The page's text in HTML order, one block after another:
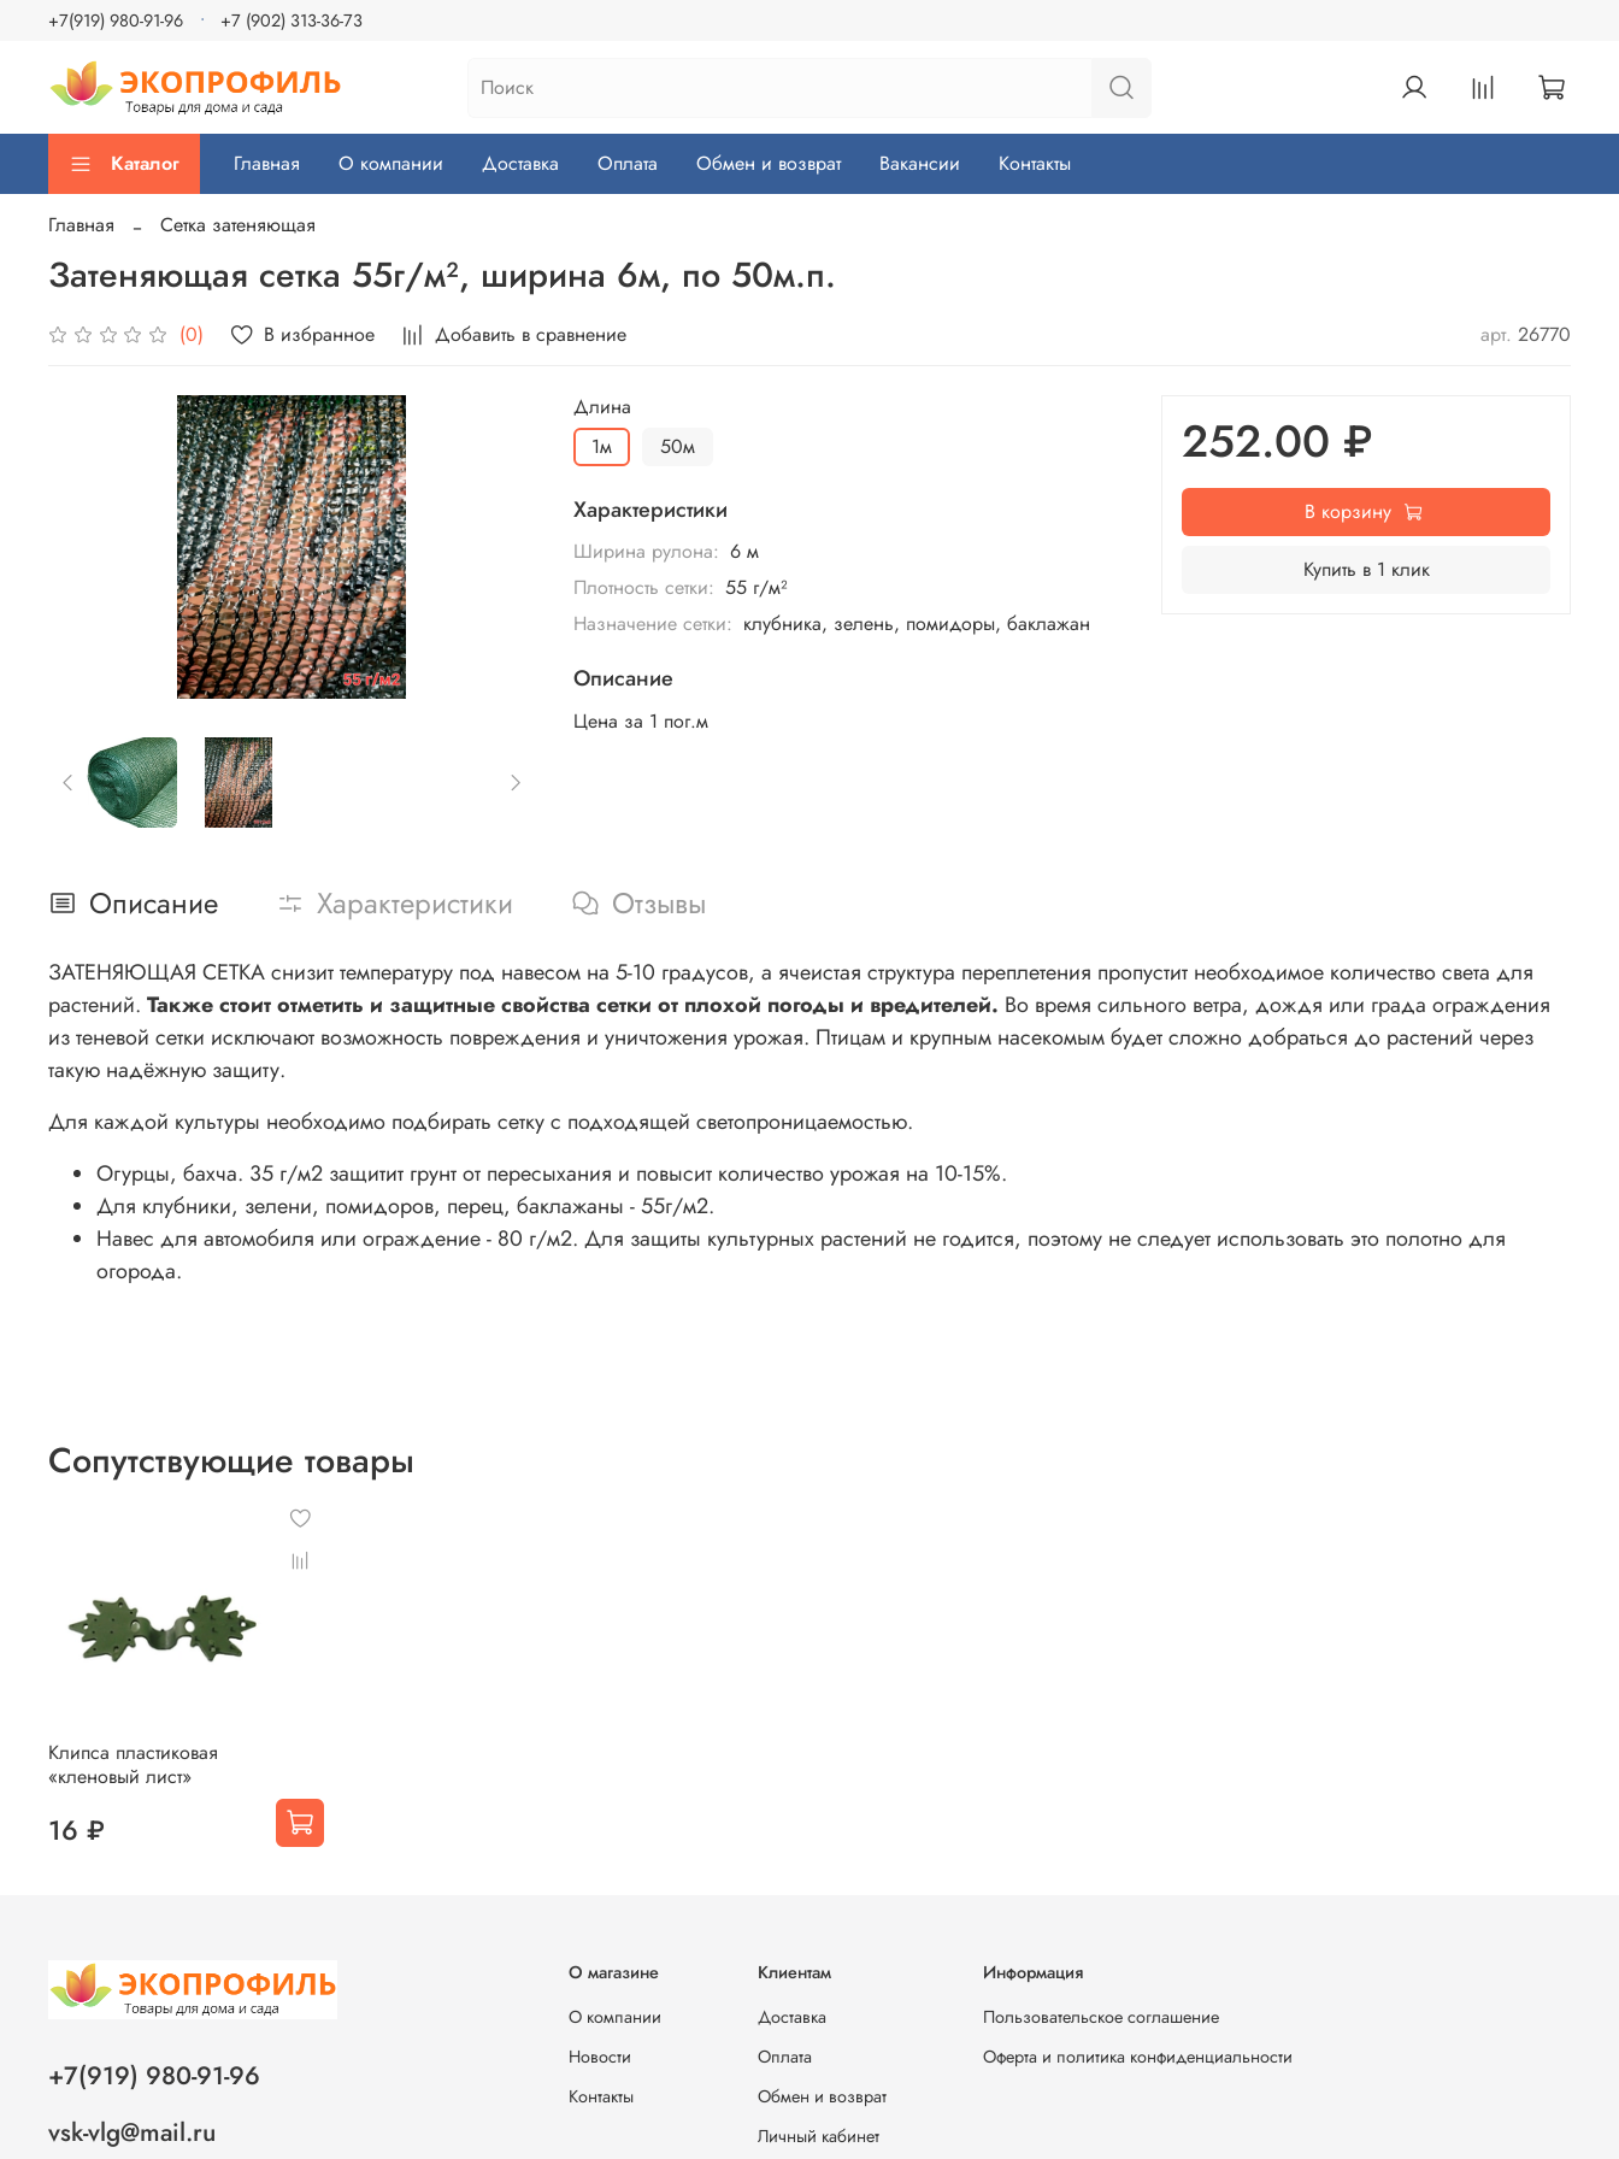
+7(919) 980-91-96 +7 (902) 313-36-73
Каталог Главная О компании Доставка Оплата Обмен и возврат Вакансии Контакты
Главная Сетка затеняющая
Затеняющая сетка 55г/м², ширина 6м, по 50м.п.
(0) В избранное Добавить в сравнение арт. 26770
Длина
1м
50м
Характеристики
Ширина рулона: 6 м
Плотность сетки: 55 г/м²
Назначение сетки: клубника, зелень, помидоры, баклажан
Описание
Цена за 1 пог.м
252.00 ₽
В корзину
Купить в 1 клик
Описание Характеристики Отзывы
ЗАТЕНЯЮЩАЯ СЕТКА снизит температуру под навесом на 5-10 градусов, а ячеистая структура переплетения пропустит необходимое количество света для
растений. Также стоит отметить и защитные свойства сетки от плохой погоды и вредителей. Во время сильного ветра, дождя или града ограждения
из теневой сетки исключают возможность повреждения и уничтожения урожая. Птицам и крупным насекомым будет сложно добраться до растений через
такую надёжную защиту.
Для каждой культуры необходимо подбирать сетку с подходящей светопроницаемостью.
Огурцы, бахча. 35 г/м2 защитит грунт от пересыхания и повысит количество урожая на 10-15%.
Для клубники, зелени, помидоров, перец, баклажаны - 55г/м2.
Навес для автомобиля или ограждение - 80 г/м2. Для защиты культурных растений не годится, поэтому не следует использовать это полотно для
огорода.
Сопутствующие товары
Клипса пластиковая
«кленовый лист»
16 ₽
О магазине
О компании
Новости
Контакты
Клиентам
Доставка
Оплата
Обмен и возврат
Личный кабинет
Информация
Пользовательское соглашение
Оферта и политика конфиденциальности
+7(919) 980-91-96
vsk-vlg@mail.ru